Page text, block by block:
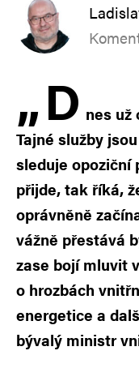
„D nes už
Tajné služby
sleduje opoziční
přijde, tak říká,
oprávněně
vážně přestává
zase bojí mluvit
o hrozbách
energetice a
bývalý ministr